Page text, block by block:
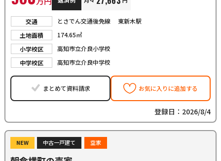
交通
とさでん交通後免線 東新木駅
土地面積
174.65㎡
小学校区
高知市立介良小学校
中学校区
高知市立介良中学校
まとめて資料請求 お気に入りに追加する
登録日：2026/8/4
NEW 中古一戸建て 空家